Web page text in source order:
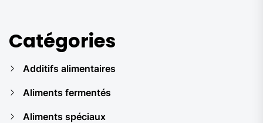
Catégories
Additifs alimentaires
Aliments fermentés
Aliments spéciaux